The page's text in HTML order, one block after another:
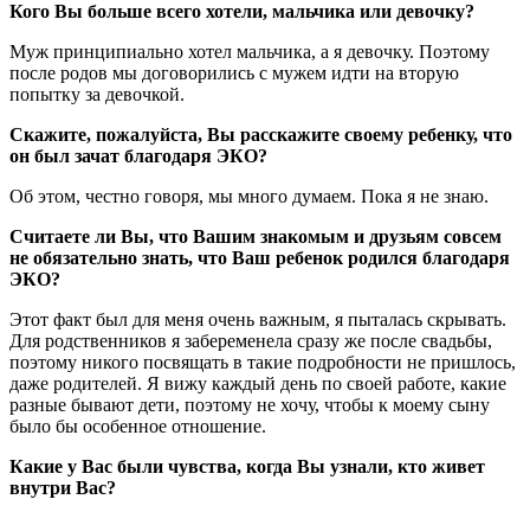
Кого Вы больше всего хотели, мальчика или девочку?
Муж принципиально хотел мальчика, а я девочку. Поэтому
после родов мы договорились с мужем идти на вторую
попытку за девочкой.
Скажите, пожалуйста, Вы расскажите своему ребенку, что
он был зачат благодаря ЭКО?
Об этом, честно говоря, мы много думаем. Пока я не знаю.
Считаете ли Вы, что Вашим знакомым и друзьям совсем
не обязательно знать, что Ваш ребенок родился благодаря
ЭКО?
Этот факт был для меня очень важным, я пыталась скрывать.
Для родственников я забеременела сразу же после свадьбы,
поэтому никого посвящать в такие подробности не пришлось,
даже родителей. Я вижу каждый день по своей работе, какие
разные бывают дети, поэтому не хочу, чтобы к моему сыну
было бы особенное отношение.
Какие у Вас были чувства, когда Вы узнали, кто живет
внутри Вас?